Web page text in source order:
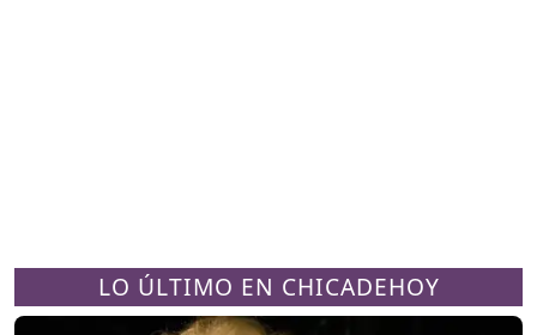
LO ÚLTIMO EN CHICADEHOY